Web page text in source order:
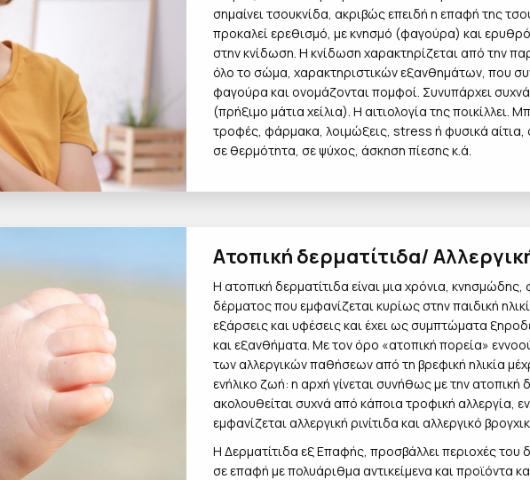
σημαίνει τσουκνίδα, ακριβώς επειδή η επαφή της
προκαλεί ερεθισμό, με κνησμό (φαγούρα) και
στην κνίδωση. Η κνίδωση χαρακτηρίζεται από την
όλο το σώμα, χαρακτηριστικών εξανθημάτων, που
φαγούρα και ονομάζονται πομφοί. Συνυπάρχει
(πρήξιμο μάτια χείλια). Η αιτιολογία της ποικίλλει.
τροφές, φάρμακα, λοιμώξεις, stress ή φυσικά αίτια,
σε θερμότητα, σε ψύχος, άσκηση πίεσης κ.ά.
Ατοπική δερματίτιδα/
Η ατοπική δερματίτιδα είναι μια χρόνια,
δέρματος που εμφανίζεται κυρίως στην παιδική
εξάρσεις και υφέσεις και έχει ως συμπτώματα
και εξανθήματα. Με τον όρο «ατοπική πορεία»
των αλλεργικών παθήσεων από τη βρεφική ηλικία
ενήλικο ζωή: η αρχή γίνεται συνήθως με την ατοπική
ακολουθείται συχνά από κάποια τροφική αλλεργία,
εμφανίζεται αλλεργική ρινίτιδα και αλλεργικό
Η Δερματίτιδα εξ Επαφής, προσβάλλει περιοχές του
σε επαφή με πολυάριθμα αντικείμενα και προϊόντα